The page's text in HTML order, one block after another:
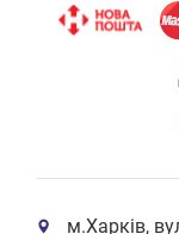
м.Харків,